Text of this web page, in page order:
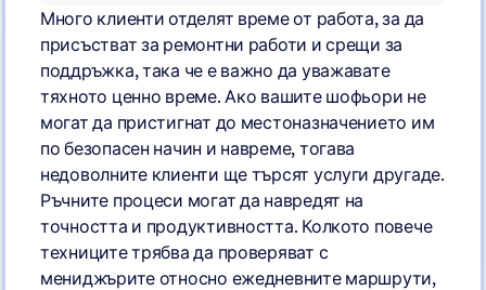
Много клиенти отделят време от работа, за да
присъстват за ремонтни работи и срещи за
поддръжка, така че е важно да уважавате
тяхното ценно време. Ако вашите шофьори не
могат да пристигнат до местоназначението им
по безопасен начин и навреме, тогава
недоволните клиенти ще търсят услуги другаде.
Ръчните процеси могат да навредят на
точността и продуктивността. Колкото повече
техниците трябва да проверяват с
мениджърите относно ежедневните маршрути,